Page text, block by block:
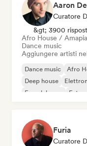
Curatore
&gt; 3900
Afro House /
Dance music
Aggiungere artisti
Dance music Afro
Deep house
French house
Future
Furia
Curatore